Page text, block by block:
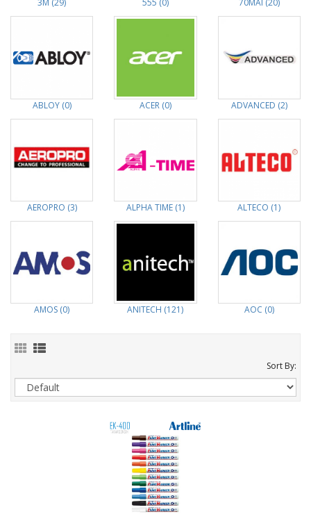
3M (29) 555 (0) 70MAI (20)
ABLOY (0) ACER (0) ADVANCED (2)
AEROPRO (3) ALPHA TIME (1) ALTECO (1)
AMOS (0) ANITECH (121) AOC (0)
Sort By: